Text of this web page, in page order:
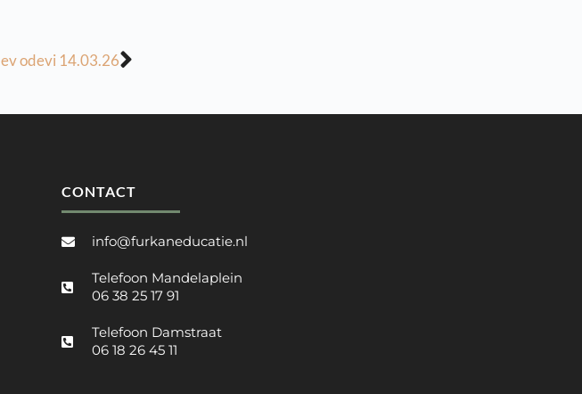
ev odevi 14.03.26
CONTACT
info@furkaneducatie.nl
Telefoon Mandelaplein
06 38 25 17 91
Telefoon Damstraat
06 18 26 45 11